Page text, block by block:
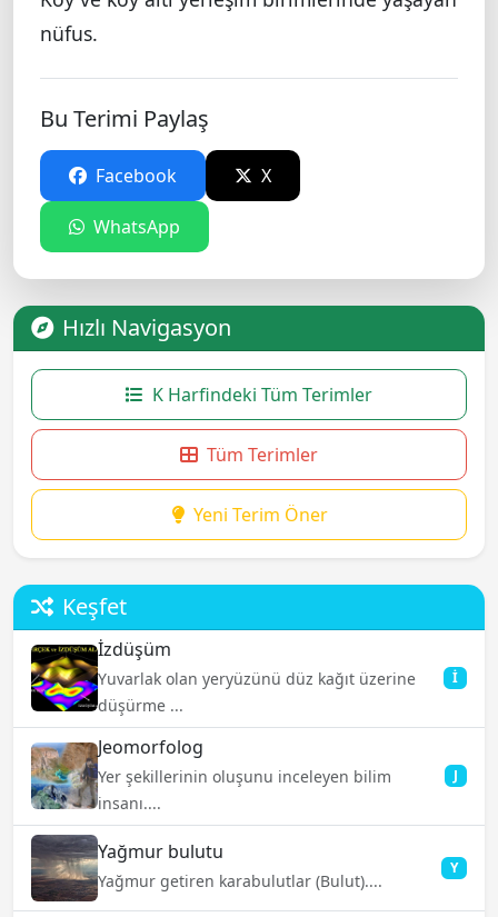
nüfus.
Bu Terimi Paylaş
Facebook X
WhatsApp
Hızlı Navigasyon
K Harfindeki Tüm Terimler
Tüm Terimler
Yeni Terim Öner
Keşfet
İzdüşüm
Yuvarlak olan yeryüzünü düz kağıt üzerine
düşürme ...
İ
Jeomorfolog
Yer şekillerinin oluşunu inceleyen bilim
insanı....
J
Yağmur bulutu
Yağmur getiren karabulutlar (Bulut)....
Y